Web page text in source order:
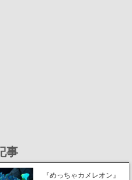
事
『めっちゃカメレオン』